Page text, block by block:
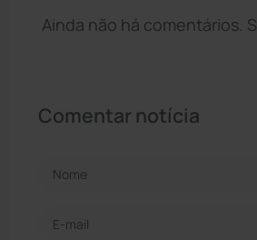
Ainda não há comentários.
Comentar notícia